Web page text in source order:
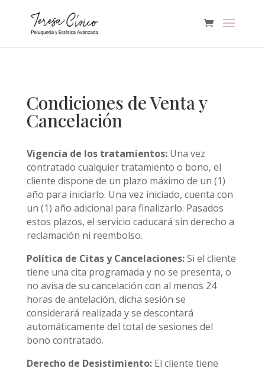
Condiciones de Venta y
Cancelación
Vigencia de los tratamientos:Una vez
contratado cualquier tratamiento o bono, el
cliente dispone de un plazo máximo de un (1)
año para iniciarlo. Una vez iniciado, cuenta con
un (1) año adicional para finalizarlo. Pasados
estos plazos, el servicio caducará sin derecho a
reclamación ni reembolso.
​Política de Citas y Cancelaciones:Si el cliente
tiene una cita programada y no se presenta, o
no avisa de su cancelación con al menos 24
horas de antelación, dicha sesión se
considerará realizada y se descontará
automáticamente del total de sesiones del
bono contratado.
​Derecho de Desistimiento:El cliente tiene